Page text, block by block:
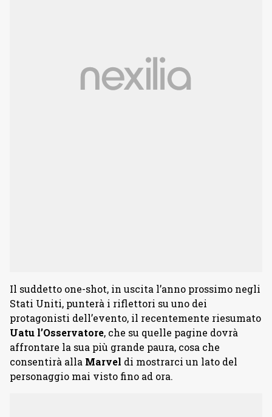
Il suddetto one-shot, in uscita l’anno prossimo negli
Stati Uniti, punterà i riflettori su uno dei
protagonisti dell’evento, il recentemente riesumato
Uatu l’Osservatore, che su quelle pagine dovrà
affrontare la sua più grande paura, cosa che
consentirà alla Marvel di mostrarci un lato del
personaggio mai visto fino ad ora.